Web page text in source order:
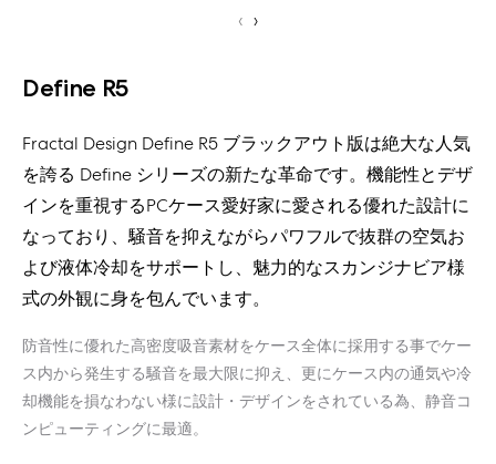
‹ ›
Define R5
Fractal Design Define R5 ブラックアウト版は絶大な人気
を誇る Define シリーズの新たな革命です。機能性とデザ
インを重視するPCケース愛好家に愛される優れた設計に
なっており、騒音を抑えながらパワフルで抜群の空気お
よび液体冷却をサポートし、魅力的なスカンジナビア様
式の外観に身を包んでいます。
防音性に優れた高密度吸音素材をケース全体に採用する事でケー
ス内から発生する騒音を最大限に抑え、更にケース内の通気や冷
却機能を損なわない様に設計・デザインをされている為、静音コ
ンピューティングに最適。